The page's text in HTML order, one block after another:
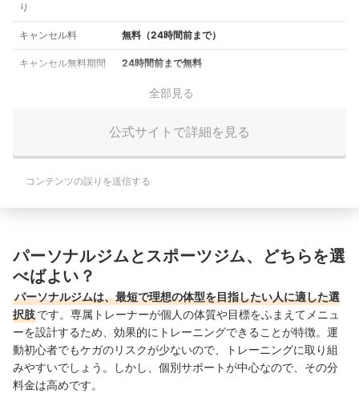
り
キャンセル料 無料（24時間前まで）
キャンセル無料期間 24時間前まで無料
全部見る
公式サイトで詳細を見る
コンテンツの誤りを送信する
パーソナルジムとスポーツジム、どちらを選
べばよい？
パーソナルジムは、最短で理想の体型を目指したい人に適した選
択肢です。専属トレーナーが個人の体質や目標をふまえてメニュ
ーを設計するため、効果的にトレーニングできることが特徴。運
動初心者でもケガのリスクが少ないので、トレーニングに取り組
みやすいでしょう。しかし、個別サポートが中心なので、その分
料金は高めです。